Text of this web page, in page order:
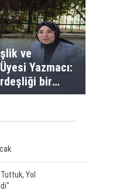
ve
Yazmacı:
bir
Yol